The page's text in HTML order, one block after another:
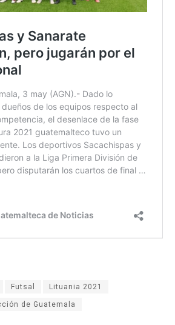
Futsal Lituania 2021
de Guatemala